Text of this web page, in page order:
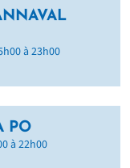
à 23h00
PO
à 22h00